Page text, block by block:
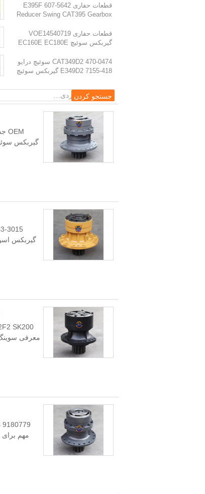
EC210B گیربکس سوئیچ VOE14563328 VOE14541069
قطعات حفاری E395F 607-5642
Reducer Swing CAT395 Gearbox
قطعات حفاری VOE14540719
گیربکس سوئیچ EC160E EC180E
470-0474 CAT349D2 سوئیچ درایو
418-7155 E349D2 گیربکس سوئیچ